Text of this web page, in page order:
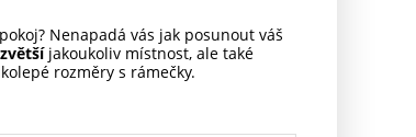
Nenapadá vás jak posunout váš
jakoukoliv místnost, ale také
rozměry s rámečky.